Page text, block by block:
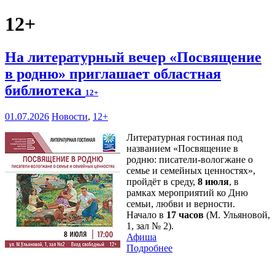
12+
На литературный вечер «Посвящение
в родню» приглашает областная
библиотека 12+
01.07.2026 Новости, 12+
Литературная гостиная под
названием «Посвящение в
родню: писатели-вологжане о
семье и семейных ценностях»,
пройдёт в среду, 8 июля, в
рамках мероприятий ко Дню
семьи, любви и верности.
Начало в 17 часов (М. Ульяновой,
1, зал № 2).
Афиша
Подробнее